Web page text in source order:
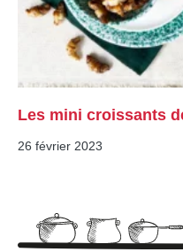
Les mini croissants
26 février 2023